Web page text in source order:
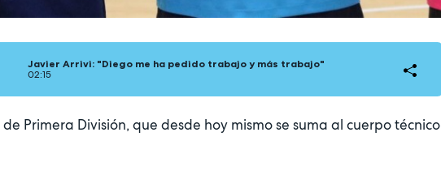
Javier Arrivi: "Diego me ha pedido trabajo y más trabajo"
02:15
Primera División, que desde hoy mismo se suma al cuerpo técnico